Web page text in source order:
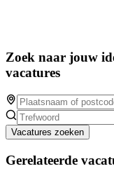
Zoek naar jouw
vacatures
Vacatures zoeken
Gerelateerde